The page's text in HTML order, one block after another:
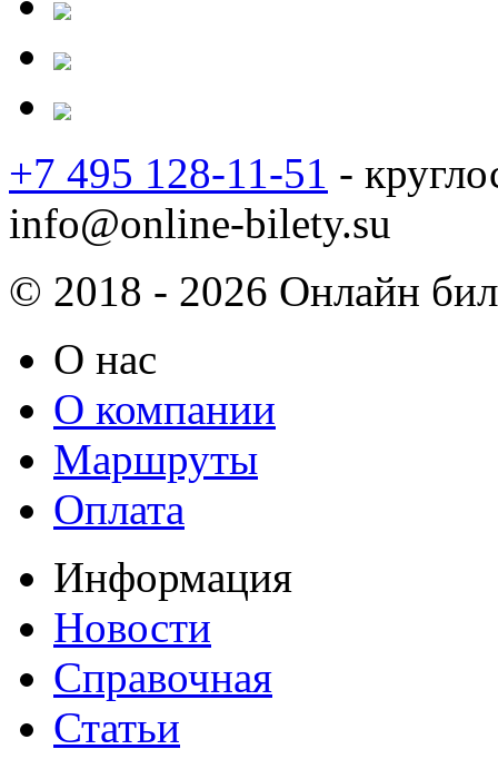
+7 495 128-11-51 -
info@online-bilety.su
© 2018 - 2026 Онлайн
О нас
О компании
Маршруты
Оплата
Информация
Новости
Справочная
Статьи